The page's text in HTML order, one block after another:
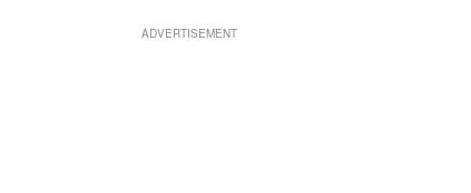
ADVERTISEMENT